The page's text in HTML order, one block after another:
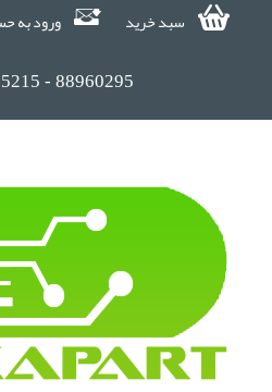
سبد خرید ورود به
- 88960295